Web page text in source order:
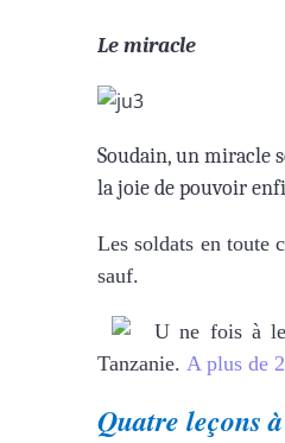
Le miracle
Soudain, un miracle
la joie de pouvoir
Les soldats en toute
sauf.
U ne fois à
Tanzanie. A plus de
Quatre leçons